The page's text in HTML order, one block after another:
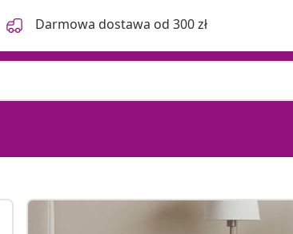
Darmowa dostawa od 300 zł